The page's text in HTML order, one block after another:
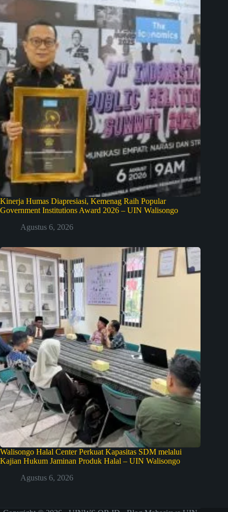
Kinerja Humas Diapresiasi, Kemenag Raih Popular
Government Institutions Award 2026 – UIN Walisongo
Agustus 6, 2026
Walisongo Halal Center Perkuat Kapasitas SDM melalui
Kajian Hukum Jaminan Produk Halal – UIN Walisongo
Agustus 6, 2026